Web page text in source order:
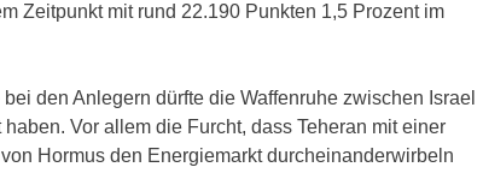
Zeitpunkt mit rund 22.190 Punkten 1,5 Prozent im
den Anlegern dürfte die Waffenruhe zwischen Israel
Vor allem die Furcht, dass Teheran mit einer
Hormus den Energiemarkt durcheinanderwirbeln